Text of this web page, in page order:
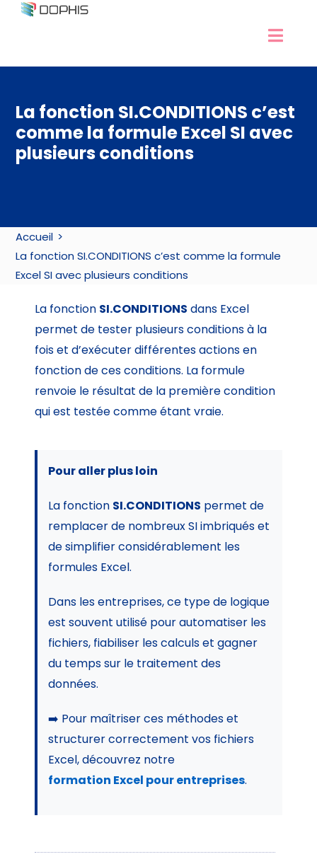
Passer
à
Développement Excel
Services Access
Nos formations
La fonction SI.CONDITIONS c’est
comme la formule Excel SI avec
plusieurs conditions
Accueil
La fonction SI.CONDITIONS c’est comme la formule
Excel SI avec plusieurs conditions
La fonction SI.CONDITIONS dans Excel
permet de tester plusieurs conditions à la
fois et d’exécuter différentes actions en
fonction de ces conditions. La formule
renvoie le résultat de la première condition
qui est testée comme étant vraie.
Pour aller plus loin
La fonction SI.CONDITIONS permet de
remplacer de nombreux SI imbriqués et
de simplifier considérablement les
formules Excel.
Dans les entreprises, ce type de logique
est souvent utilisé pour automatiser les
fichiers, fiabiliser les calculs et gagner
du temps sur le traitement des
données.
➡️ Pour maîtriser ces méthodes et
structurer correctement vos fichiers
Excel, découvrez notre
formation Excel pour entreprises.